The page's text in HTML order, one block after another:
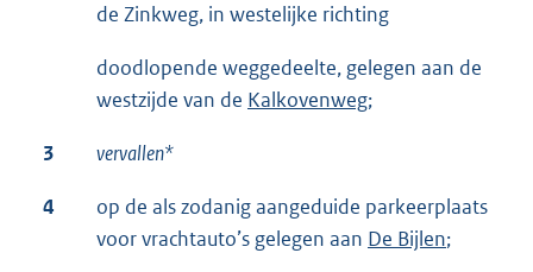
de Zinkweg, in westelijke richting
doodlopende weggedeelte, gelegen aan de
westzijde van de Kalkovenweg;
3 vervallen*
4
op de als zodanig aangeduide parkeerplaats
voor vrachtauto’s gelegen aan De Bijlen;